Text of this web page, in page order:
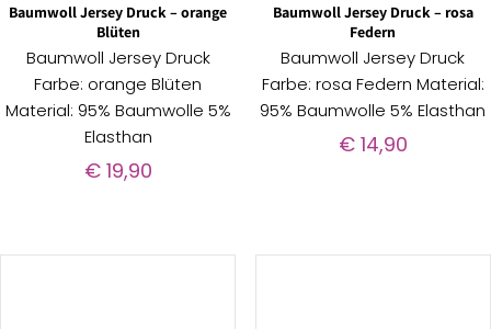
Baumwoll Jersey Druck – orange
Blüten
Baumwoll Jersey Druck
Farbe: orange Blüten
Material: 95% Baumwolle 5%
Elasthan
€19,90
Baumwoll Jersey Druck – rosa
Federn
Baumwoll Jersey Druck
Farbe: rosa Federn Material:
95% Baumwolle 5% Elasthan
€14,90